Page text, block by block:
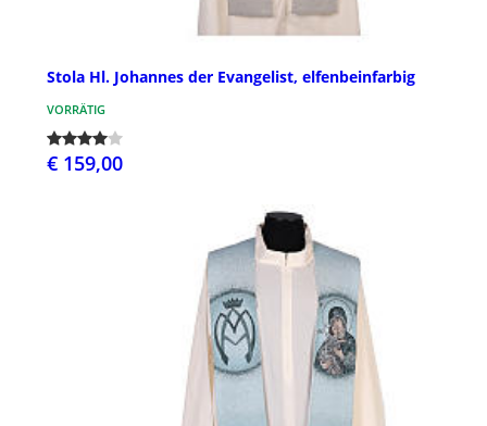
Stola Hl. Johannes der Evangelist, elfenbeinfarbig
VORRÄTIG
€ 159,00